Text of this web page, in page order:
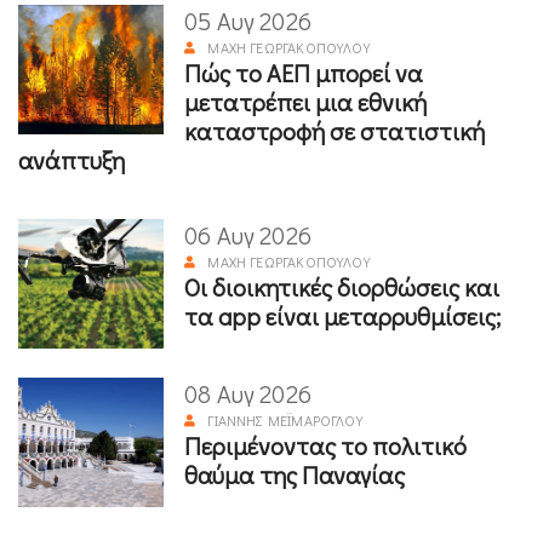
05 Αυγ 2026
ΜΆΧΗ ΓΕΩΡΓΑΚΟΠΟΎΛΟΥ
Πώς το ΑΕΠ μπορεί να
μετατρέπει μια εθνική
καταστροφή σε στατιστική
ανάπτυξη
06 Αυγ 2026
ΜΆΧΗ ΓΕΩΡΓΑΚΟΠΟΎΛΟΥ
Οι διοικητικές διορθώσεις και
τα app είναι μεταρρυθμίσεις;
08 Αυγ 2026
ΓΙΆΝΝΗΣ ΜΕΪΜΆΡΟΓΛΟΥ
Περιμένοντας το πολιτικό
θαύμα της Παναγίας